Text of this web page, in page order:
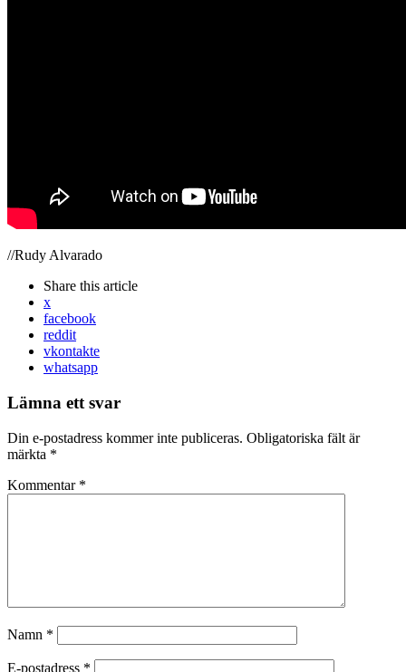
//Rudy Alvarado
Share this article
x
facebook
reddit
vkontakte
whatsapp
Lämna ett svar
Din e-postadress kommer inte publiceras. Obligatoriska fält är
märkta *
Kommentar *
Namn *
E-postadress *